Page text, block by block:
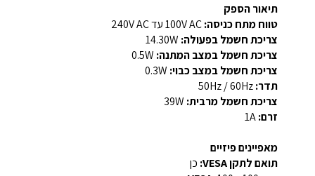
תיאור הספק
טווח מתח כניסה:
צריכת חשמל בפעולה:
צריכת חשמל במצב המתנה:
צריכת חשמל במצב כבוי:
תדר:
צריכת חשמל מרבית:
זרם:
מאפיינים פיזיים
תואם לתקן VESA:
כן